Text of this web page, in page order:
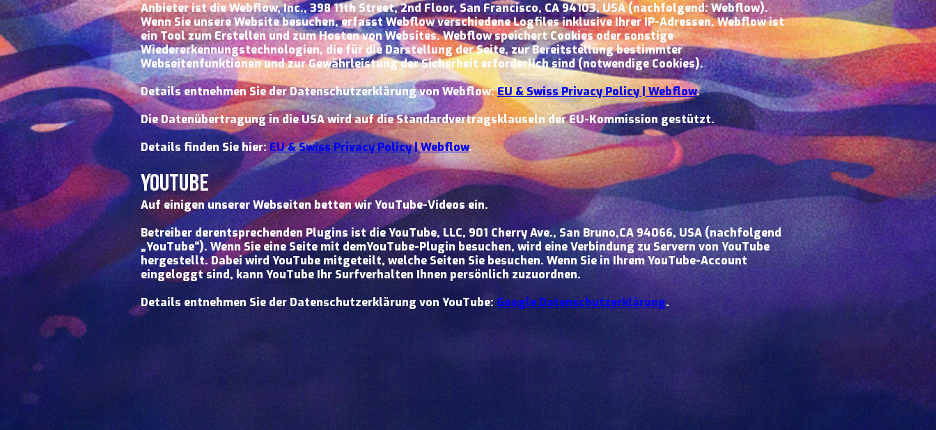
Anbieter ist die Webflow, Inc., 398 11th Street, 2nd Floor, San Francisco, CA 94103, USA (nachfolgend: Webflow).
Wenn Sie unsere Website besuchen, erfasst Webflow verschiedene Logfiles inklusive Ihrer IP-Adressen. Webflow ist
ein Tool zum Erstellen und zum Hosten von Websites. Webflow speichert Cookies oder sonstige
Wiedererkennungstechnologien, die für die Darstellung der Seite, zur Bereitstellung bestimmter
Webseitenfunktionen und zur Gewährleistung der Sicherheit erforderlich sind (notwendige Cookies).
Details entnehmen Sie der Datenschutzerklärung von Webflow:EU & Swiss Privacy Policy | Webflow.
Die Datenübertragung in die USA wird auf die Standardvertragsklauseln der EU-Kommission gestützt.
Details finden Sie hier: EU & Swiss Privacy Policy | Webflow.
Youtube
Auf einigen unserer Webseiten betten wir YouTube-Videos ein.
Betreiber derentsprechenden Plugins ist die YouTube, LLC, 901 Cherry Ave., San Bruno,CA 94066, USA (nachfolgend
„YouTube“). Wenn Sie eine Seite mit demYouTube-Plugin besuchen, wird eine Verbindung zu Servern von YouTube
hergestellt. Dabei wird YouTube mitgeteilt, welche Seiten Sie besuchen. Wenn Sie in Ihrem YouTube-Account
eingeloggt sind, kann YouTube Ihr Surfverhalten Ihnen persönlich zuzuordnen.
Details entnehmen Sie der Datenschutzerklärung von YouTube: Google Datenschutzerklärung.